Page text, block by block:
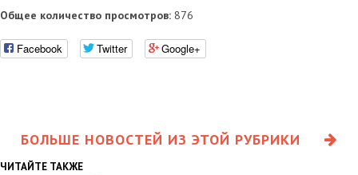
Общее количество просмотров: 876
Facebook Twitter Google+
БОЛЬШЕ НОВОСТЕЙ ИЗ ЭТОЙ РУБРИКИ
ЧИТАЙТЕ ТАКЖЕ